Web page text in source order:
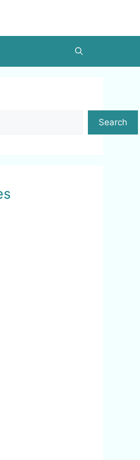
Search